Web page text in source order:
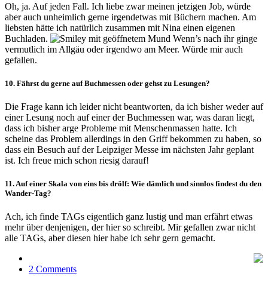
Oh, ja. Auf jeden Fall. Ich liebe zwar meinen jetzigen Job, würde
aber auch unheimlich gerne irgendetwas mit Büchern machen. Am
liebsten hätte ich natürlich zusammen mit Nina einen eigenen
Buchladen.
Wenn’s nach ihr ginge
vermutlich im Allgäu oder irgendwo am Meer. Würde mir auch
gefallen.
10. Fährst du gerne auf Buchmessen oder gehst zu Lesungen?
Die Frage kann ich leider nicht beantworten, da ich bisher weder auf
einer Lesung noch auf einer der Buchmessen war, was daran liegt,
dass ich bisher arge Probleme mit Menschenmassen hatte. Ich
scheine das Problem allerdings in den Griff bekommen zu haben, so
dass ein Besuch auf der Leipziger Messe im nächsten Jahr geplant
ist. Ich freue mich schon riesig darauf!
11. Auf einer Skala von eins bis drölf: Wie dämlich und sinnlos findest du den
Wander-Tag?
Ach, ich finde TAGs eigentlich ganz lustig und man erfährt etwas
mehr über denjenigen, der hier so schreibt. Mir gefallen zwar nicht
alle TAGs, aber diesen hier habe ich sehr gern gemacht.
2 Comments